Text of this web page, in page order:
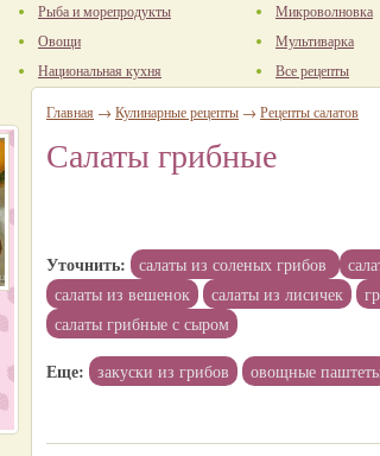
Рыба и морепродукты
Овощи
Национальная кухня
Микроволновка
Мультиварка
Все рецепты
Главная → Кулинарные рецепты → Рецепты салатов
Салаты грибные
Уточнить: салаты из соленых грибов
салаты из вешенок
салаты из лисичек
салаты грибные с сыром
Еще: закуски из грибов овощные